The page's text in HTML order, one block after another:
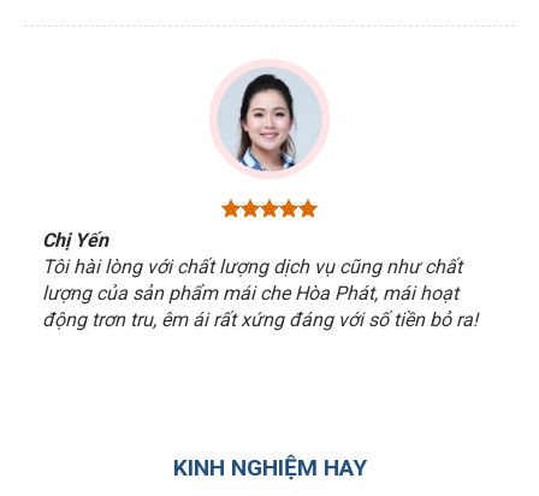
Chị Yến
Tôi hài lòng với chất lượng dịch vụ cũng như chất
lượng của sản phẩm mái che Hòa Phát, mái hoạt
động trơn tru, êm ái rất xứng đáng với số tiền bỏ ra!
KINH NGHIỆM HAY